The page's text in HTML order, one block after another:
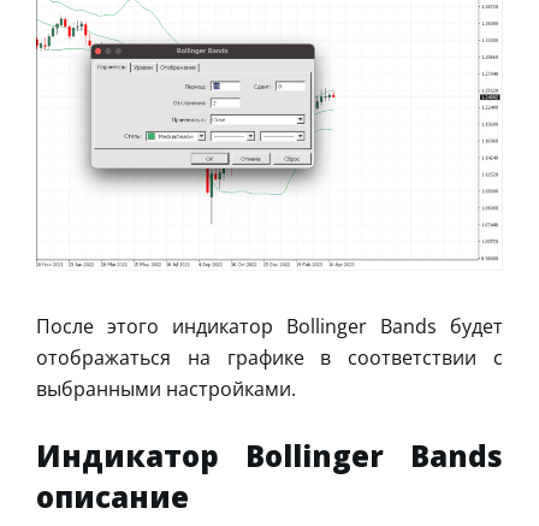
После этого индикатор Bollinger Bands будет
отображаться на графике в соответствии с
выбранными настройками.
Индикатор Bollinger Bands
описание